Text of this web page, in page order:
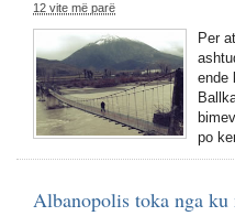
12 vite më parë
Per
ende
po
Albanopolis toka nga ku